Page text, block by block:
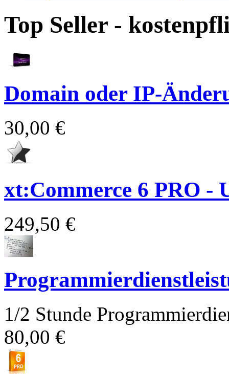
Top Seller -
Domain oder IP-
30,00 €
xt:Commerce 6 PRO -
249,50 €
1/2 Stunde
80,00 €